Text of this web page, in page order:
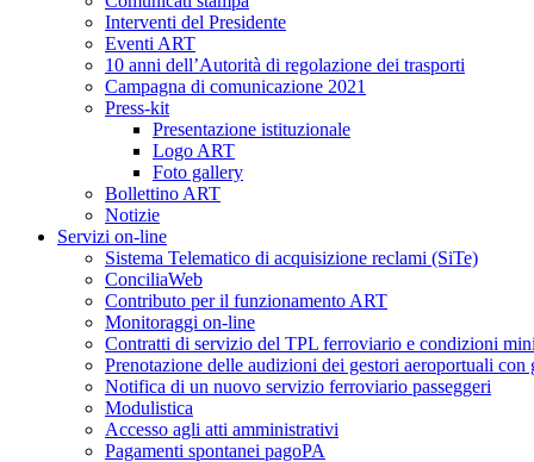
Interventi del Presidente
Eventi ART
10 anni dell’Autorità di regolazione dei trasporti
Campagna di comunicazione 2021
Press-kit
Presentazione istituzionale
Logo ART
Foto gallery
Bollettino ART
Notizie
Servizi on-line
Sistema Telematico di acquisizione reclami (SiTe)
ConciliaWeb
Contributo per il funzionamento ART
Monitoraggi on-line
Contratti di servizio del TPL ferroviario e condizioni
Prenotazione delle audizioni dei gestori aeroportuali con
Notifica di un nuovo servizio ferroviario passeggeri
Modulistica
Accesso agli atti amministrativi
Pagamenti spontanei pagoPA